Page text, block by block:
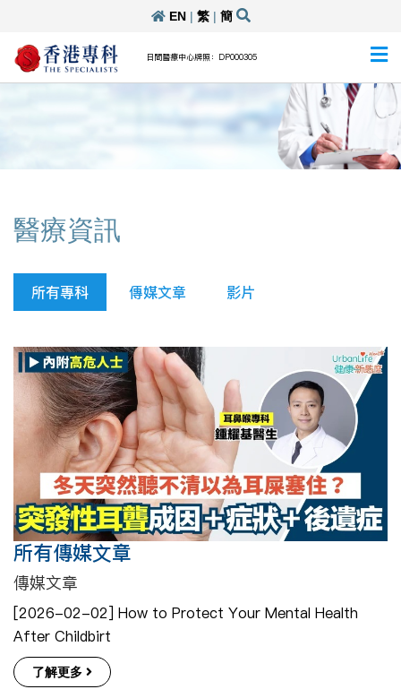
EN| 繁| 簡
日間醫療中心牌照：DP000305
醫療資訊
所有專科 傳媒文章 影片
所有傳媒文章
傳媒文章
[2026-02-02] How to Protect Your Mental Health
After Childbirt
了解更多